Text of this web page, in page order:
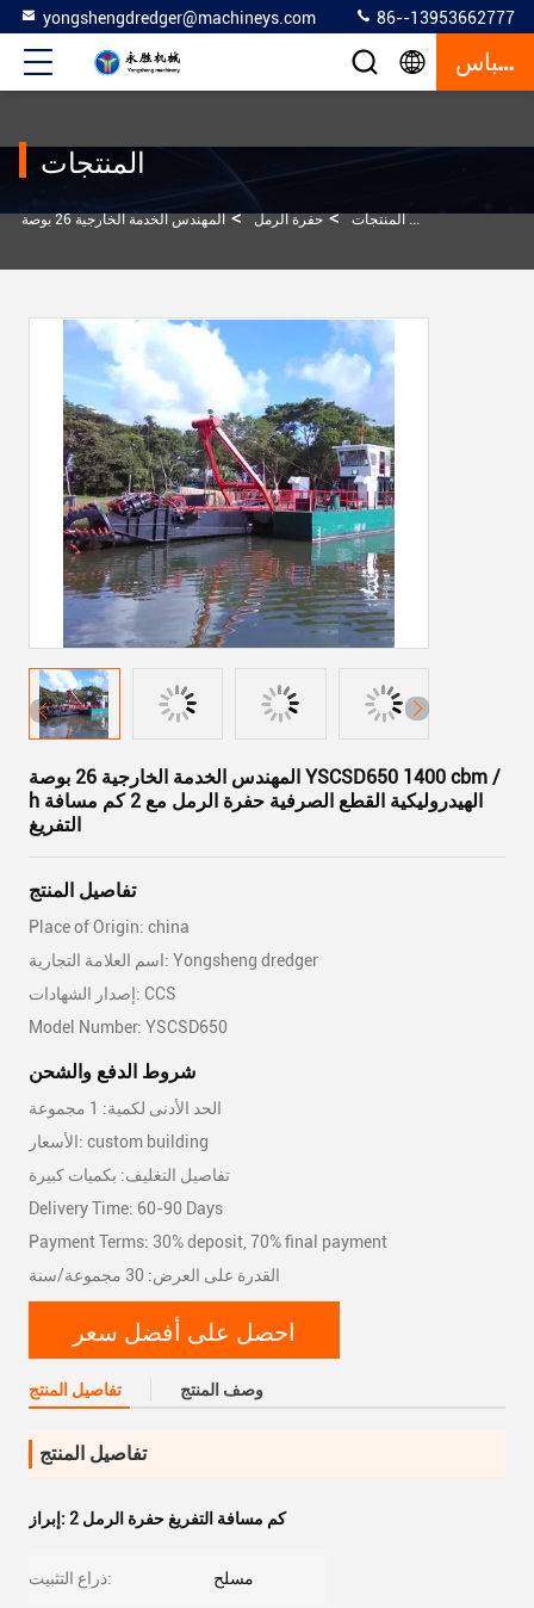
yongshengdredger@machineys.com 86--13953662777
إقتباس
المنتجات
> المنتجات > حفرة الرمل >
المهندس الخدمة الخارجية 26 بوصة YSCSD650 1400 cbm /
h الهيدروليكية القطع الصرفية حفرة الرمل مع 2 كم مسافة
التفريغ
تفاصيل المنتج
Place of Origin: china
اسم العلامة التجارية: Yongsheng dredger
إصدار الشهادات: CCS
Model Number: YSCSD650
شروط الدفع والشحن
الحد الأدنى لكمية: 1 مجموعة
الأسعار: custom building
تفاصيل التغليف: بكميات كبيرة
Delivery Time: 60-90 Days
Payment Terms: 30% deposit, 70% final payment
القدرة على العرض: 30 مجموعة/سنة
احصل على أفضل سعر
تفاصيل المنتج وصف المنتج
تفاصيل المنتج
إبراز: 2 كم مسافة التفريغ حفرة الرمل
ذراع التثبيت: مسلح